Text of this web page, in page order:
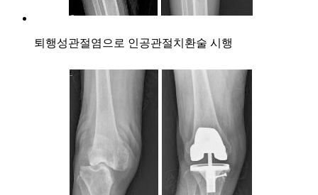
퇴행성관절염으로 인공관절치환술 시행